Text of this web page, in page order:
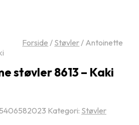
Forside / Støvler/ Antoinette
støvler 8613 – Kaki
Kategori: Støvler